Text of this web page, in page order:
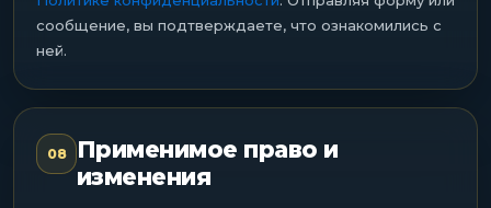
сообщение, вы подтверждаете, что ознакомились с
ней.
08
Применимое право и
изменения